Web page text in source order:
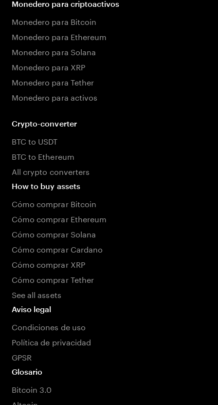
Monedero para criptoactivos
Monedero para Bitcoin
Monedero para Ethereum
Monedero para Solana
Monedero para XRP
Monedero para Tether
Monedero para activos
Crypto-converter
BTC to USDT
BTC to Ethereum
All crypto converters
How to buy assets
Cómo comprar Bitcoin
Cómo comprar Ethereum
Cómo comprar Solana
Cómo comprar Cardano
Cómo comprar XRP
Cómo comprar Tether
See all assets
Aviso legal
Condiciones de uso
Política de privacidad
GPSR
Glosario
Bitcoin 3.0